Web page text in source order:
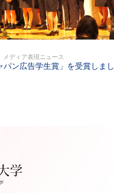
メディア表現ニュース
パン広告学生賞」を受賞しまし